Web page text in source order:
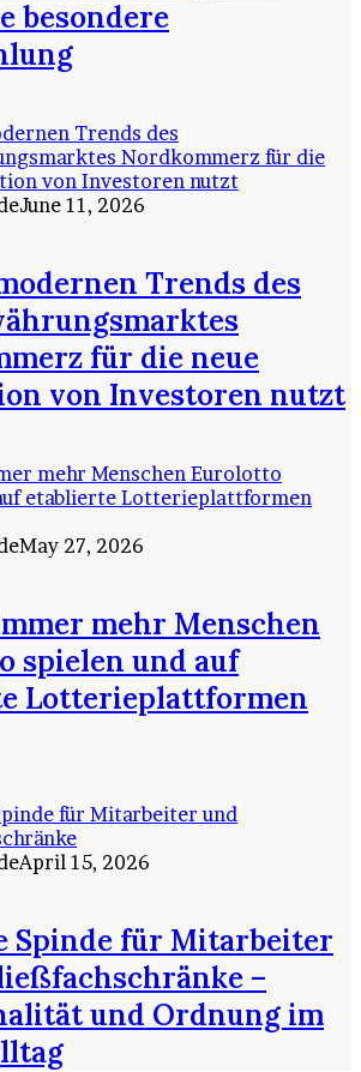
besondere
June 11, 2026
Trends des
für die neue
von Investoren nutzt
May 27, 2026
mehr Menschen
spielen und auf
Lotterieplattformen
April 15, 2026
Spinde für Mitarbeiter
–
und Ordnung im